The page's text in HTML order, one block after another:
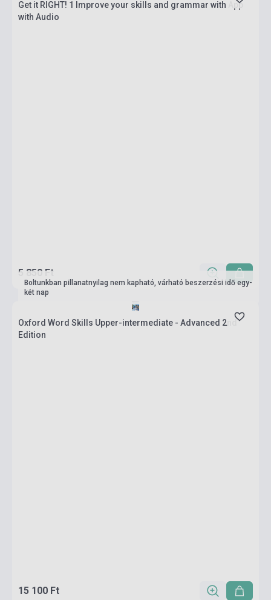
Get it RIGHT! 1 Improve your skills and grammar with App
with Audio
5 850 Ft
Boltunkban pillanatnyilag nem kapható, várható beszerzési idő egy-
két nap
Oxford Word Skills Upper-intermediate - Advanced 2nd
Edition
15 100 Ft